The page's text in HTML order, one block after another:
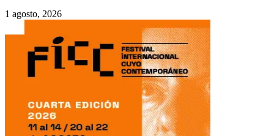
1 agosto, 2026